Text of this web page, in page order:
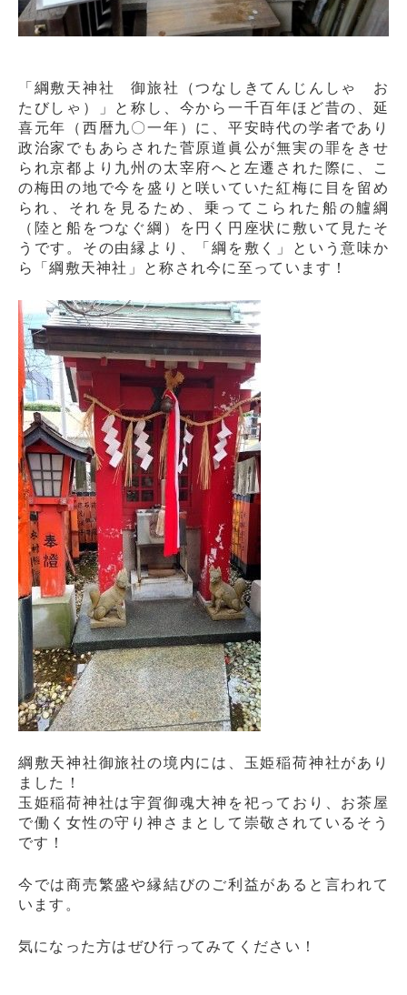
「綱敷天神社 御旅社（つなしきてんじんしゃ お
たびしゃ）」と称し、今から一千百年ほど昔の、延
喜元年（西暦九〇一年）に、平安時代の学者であり
政治家でもあらされた菅原道眞公が無実の罪をきせ
られ京都より九州の太宰府へと左遷された際に、こ
の梅田の地で今を盛りと咲いていた紅梅に目を留め
られ、それを見るため、乗ってこられた船の艫綱
（陸と船をつなぐ綱）を円く円座状に敷いて見たそ
うです。その由縁より、「綱を敷く」という意味か
ら「綱敷天神社」と称され今に至っています！
綱敷天神社御旅社の境内には、玉姫稲荷神社があり
ました！
玉姫稲荷神社は宇賀御魂大神を祀っており、お茶屋
で働く女性の守り神さまとして崇敬されているそう
です！
今では商売繁盛や縁結びのご利益があると言われて
います。
気になった方はぜひ行ってみてください！